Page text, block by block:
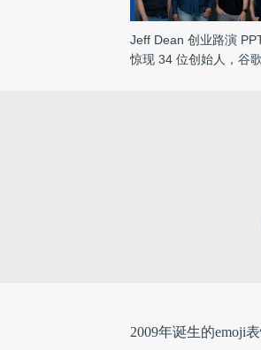
Jeff Dean 创业路演
惊现 34 位创始人，谷
2009年诞生的emoji